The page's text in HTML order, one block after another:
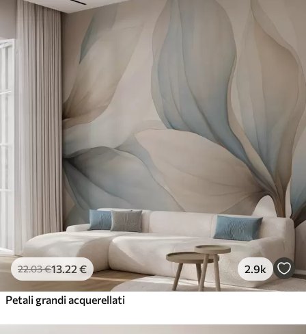
22.03€13.22 € 2.9k
Petali grandi acquerellati